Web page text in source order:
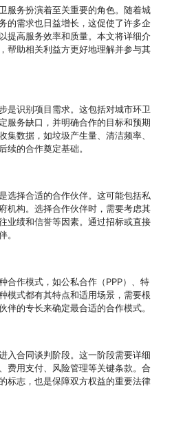
服务扮演着至关重要的角色。随着城
的需求也日益增长，这促使了许多企
提高服务效率和质量。本文将详细介
帮助相关利益方更好地理解并参与其
是识别项目需求。这包括对城市环卫
服务缺口，并明确合作的目标和预期
集数据，如垃圾产生量、清洁频率、
续的合作奠定基础。
选择合适的合作伙伴。这可能包括私
机构。选择合作伙伴时，需要考虑其
业绩和信誉等因素。通过招标或直接
。
合作模式，如公私合作（PPP）、特
模式都有其特点和适用场景，需要根
伴的专长来确定最合适的合作模式。
入合同谈判阶段。这一阶段需要详细
费用支付、风险管理等关键条款。合
标志，也是保障双方权益的重要法律